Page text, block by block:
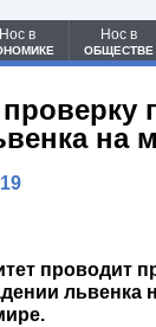
Нос в Нос в
ОБЩЕСТВЕ
на
проводит
львенка